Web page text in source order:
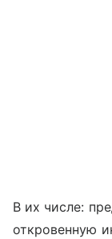
В их числе:
откровенную